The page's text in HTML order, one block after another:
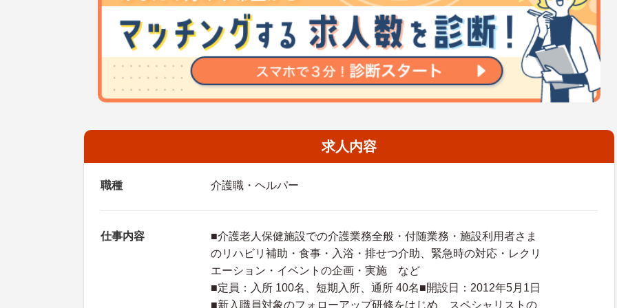
求人内容
職種 介護職・ヘルパー
仕事内容
■介護老人保健施設での介護業務全般・付随業務・施設利用者さま
のリハビリ補助・食事・入浴・排せつ介助、緊急時の対応・レクリ
エーション・イベントの企画・実施 など
■定員：入所 100名、短期入所、通所 40名■開設日：2012年5月1日
■新入職員対象のフォローアップ研修をはじめ、スペシャリストの